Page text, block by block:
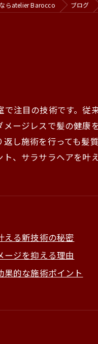
らatelier Barocco ブログ
注目の技術です。従
ージレスで髪の健康
し施術を行っても髪
、サラサラヘアを叶
える新技術の秘密
ージを抑える理由
的な施術ポイント
自然なツヤ髪を実感
ラサラ髪への変化ス